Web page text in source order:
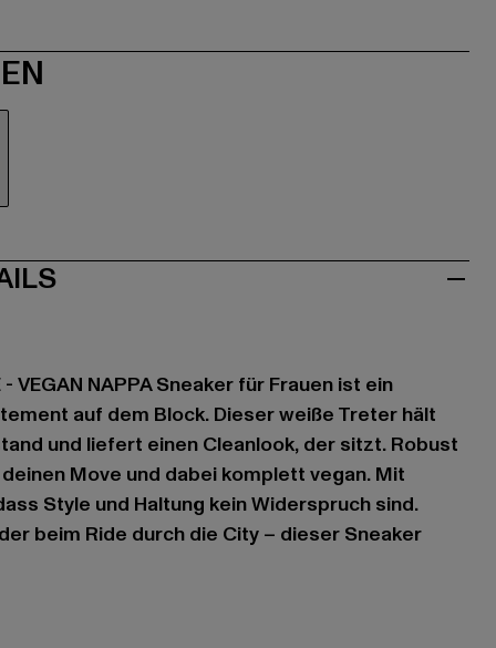
VEGAN NAPPA Sneaker für Frauen ist ein
auf dem Block. Dieser weiße Treter hält
und liefert einen Cleanlook, der sitzt. Robust
Move und dabei komplett vegan. Mit
Style und Haltung kein Widerspruch sind.
beim Ride durch die City – dieser Sneaker